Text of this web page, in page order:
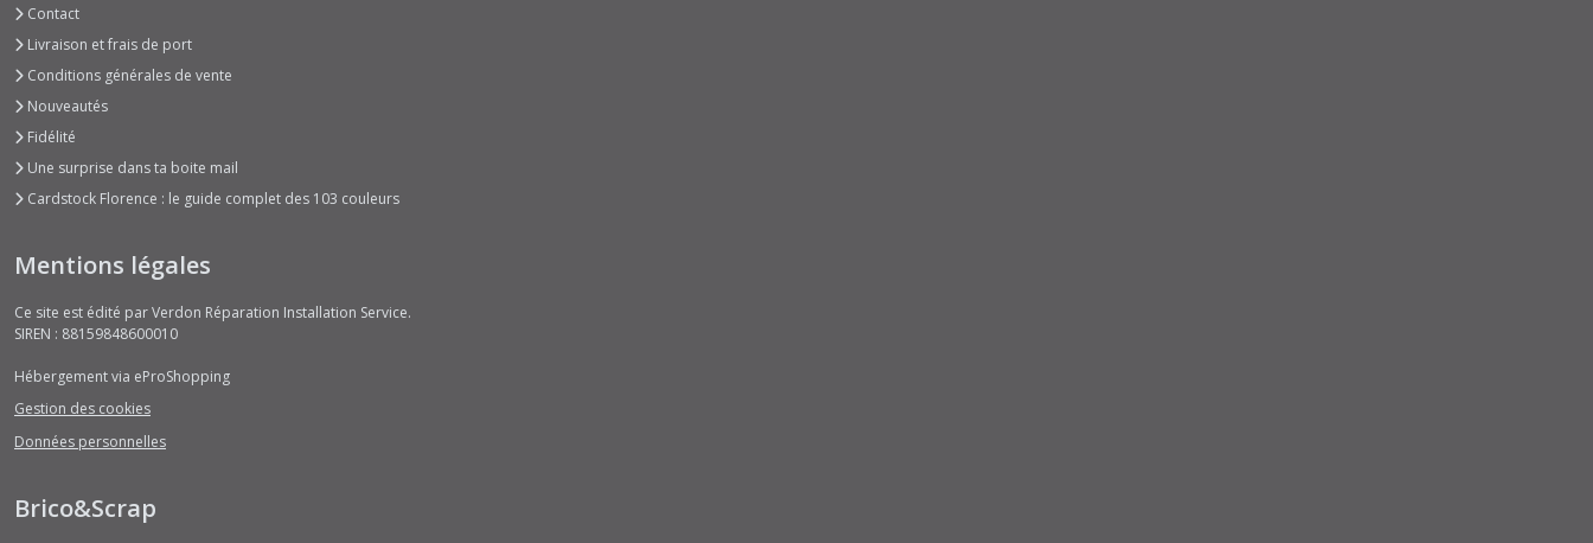
Contact
Livraison et frais de port
Conditions générales de vente
Nouveautés
Fidélité
Une surprise dans ta boite mail
Cardstock Florence : le guide complet des 103 couleurs
Mentions légales
Ce site est édité par Verdon Réparation Installation Service.
SIREN : 88159848600010
Hébergement via eProShopping
Gestion des cookies
Données personnelles
Brico&Scrap